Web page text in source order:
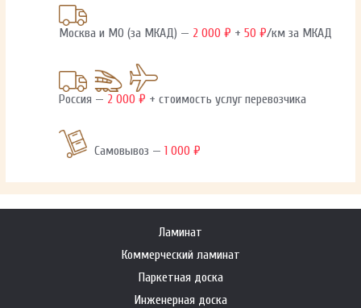
Москва и МО (за МКАД) — 2 000 ₽ +50 ₽/км за МКАД
Россия — 2 000 ₽ + стоимость услуг перевозчика
Самовывоз —1 000 ₽
Ламинат
Коммерческий ламинат
Паркетная доска
Инженерная доска